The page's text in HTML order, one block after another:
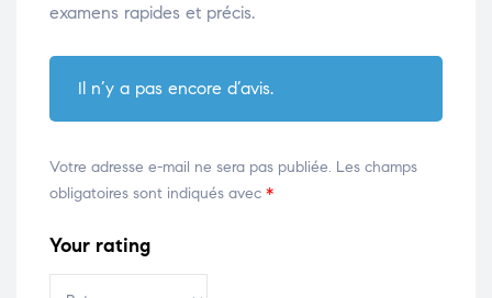
examens rapides et précis.
Il n’y a pas encore d’avis.
Votre adresse e-mail ne sera pas publiée. Les champs
obligatoires sont indiqués avec *
Your rating